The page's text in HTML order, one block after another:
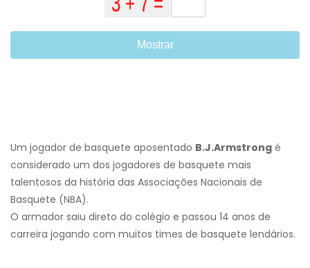
Mostrar
Um jogador de basquete aposentado B.J.Armstrong é
considerado um dos jogadores de basquete mais
talentosos da história das Associações Nacionais de
Basquete (NBA).
O armador saiu direto do colégio e passou 14 anos de
carreira jogando com muitos times de basquete lendários.